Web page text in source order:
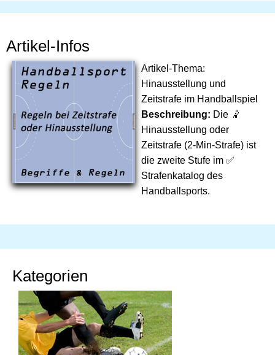
Artikel-Infos
Artikel-Thema:
Hinausstellung und
Zeitstrafe im Handballspiel
Beschreibung: Die 🤾
Hinausstellung oder
Zeitstrafe (2-Min-Strafe) ist
die zweite Stufe im ✅
Strafenkatalog des
Handballsports.
Kategorien